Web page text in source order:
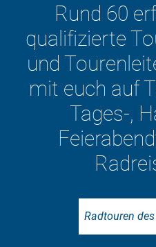
und
gehen gerne
Wir bieten
,
und